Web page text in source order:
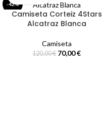
-42%
Camiseta Corteiz 4Stars
Alcatraz Blanca
Camiseta
120,00€ 70,00€